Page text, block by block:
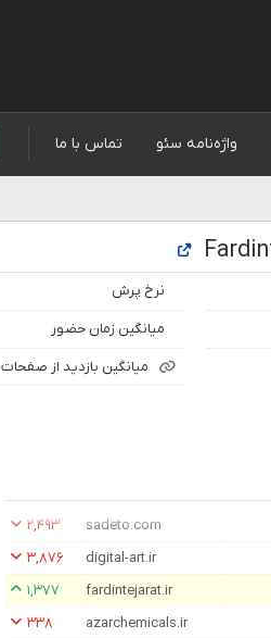
واژه‌نامه سئو تماس با ما
نرخ پرش
میانگین زمان حضور
میانگین بازدید از صفحات
sadeto.com
۲,۴۹۳
digital-art.ir
۳,۸۷۶
fardintejarat.ir
۱,۳۷۷
azarchemicals.ir
۳۳۸